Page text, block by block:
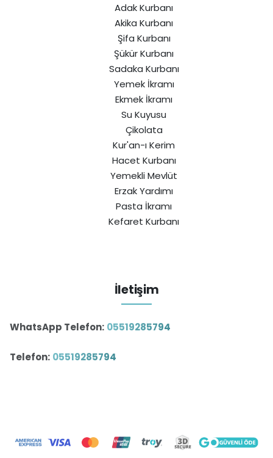
Adak Kurbanı
Akika Kurbanı
Şifa Kurbanı
Şükür Kurbanı
Sadaka Kurbanı
Yemek İkramı
Ekmek İkramı
Su Kuyusu
Çikolata
Kur'an-ı Kerim
Hacet Kurbanı
Yemekli Mevlüt
Erzak Yardımı
Pasta İkramı
Kefaret Kurbanı
İletişim
WhatsApp Telefon: 05519285794
Telefon: 05519285794